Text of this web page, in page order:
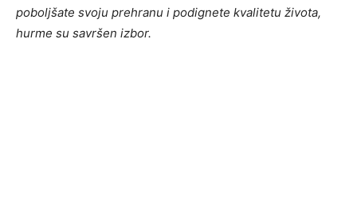
poboljšate svoju prehranu i podignete kvalitetu života,
hurme su savršen izbor.